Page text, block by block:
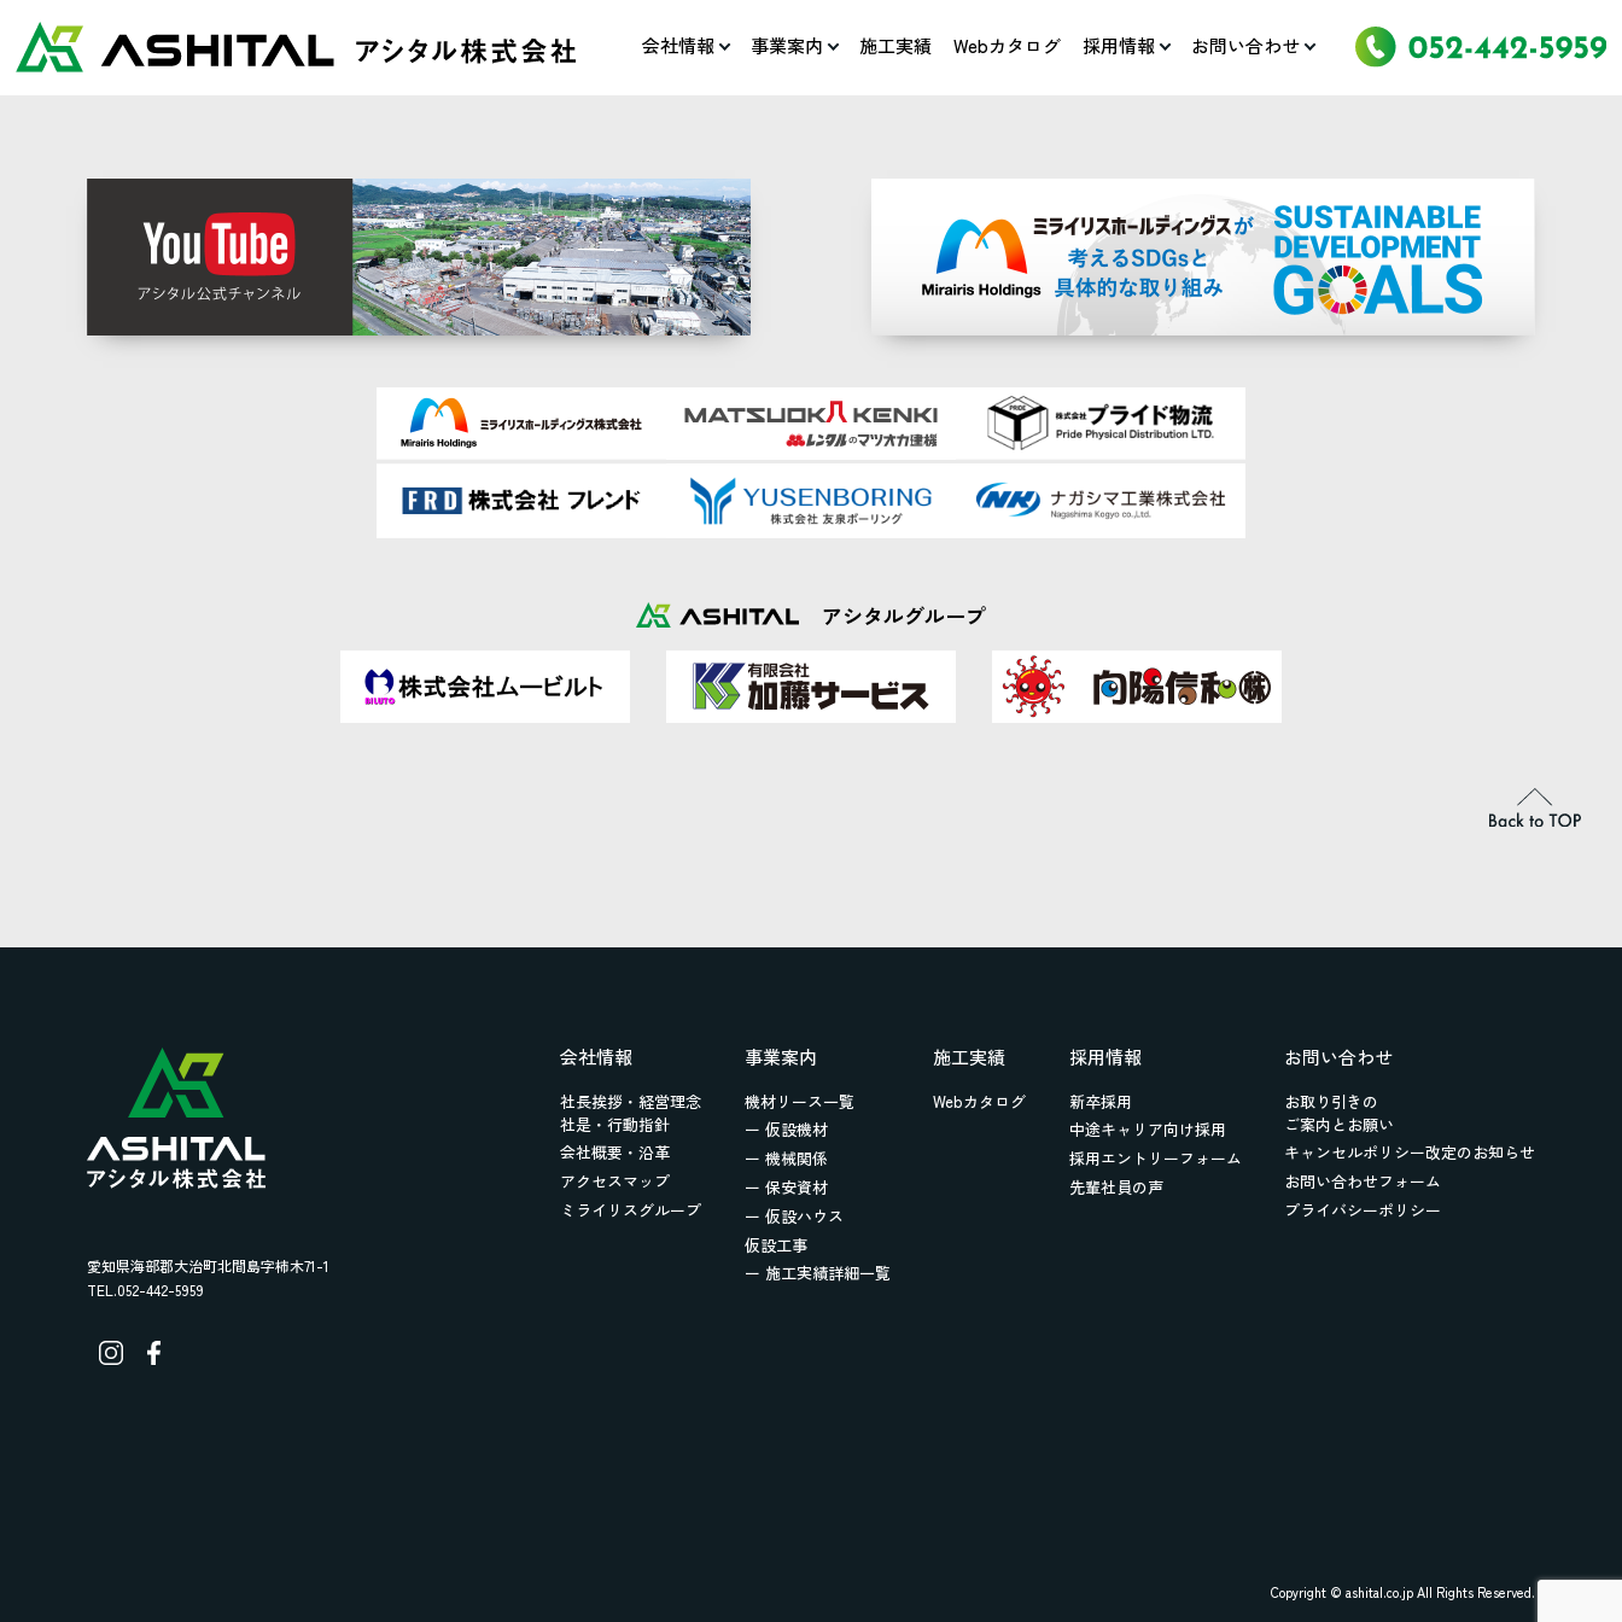
会社情報 事業案内 施工実績 Webカタログ 採用情報 お問い合わせ
アシタルグループ
愛知県海部郡大治町北間島字柿木71-1
TEL.052-442-5959
会社情報
社長挨拶・経営理念
社是・行動指針
会社概要・沿革
アクセスマップ
ミライリスグループ
事業案内
機材リース一覧
ー 仮設機材
ー 機械関係
ー 保安資材
ー 仮設ハウス
仮設工事
ー 施工実績詳細一覧
施工実績
Webカタログ
採用情報
新卒採用
中途キャリア向け採用
採用エントリーフォーム
先輩社員の声
お問い合わせ
お取り引きの
ご案内とお願い
キャンセルポリシー改定のお知らせ
お問い合わせフォーム
プライバシーポリシー
Copyright © ashital.co.jp All Rights Reserved.